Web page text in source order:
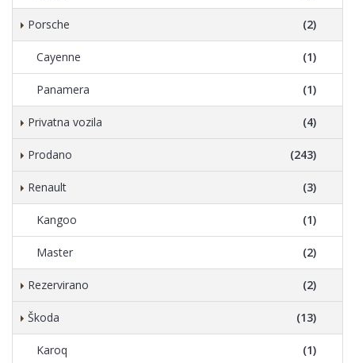
Porsche (2)
Cayenne (1)
Panamera (1)
Privatna vozila (4)
Prodano (243)
Renault (3)
Kangoo (1)
Master (2)
Rezervirano (2)
Škoda (13)
Karoq (1)